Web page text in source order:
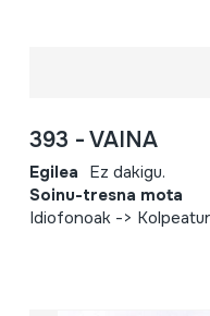
393 - VAINA
Egilea Ez dakigu.
Soinu-tresna mota
Idiofonoak ->